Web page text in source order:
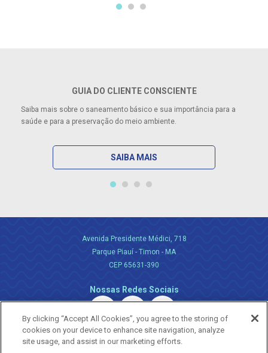
GUIA DO CLIENTE CONSCIENTE
Saiba mais sobre o saneamento básico e sua importância para a
saúde e para a preservação do meio ambiente.
SAIBA MAIS
Avenida Presidente Médici, 718
Parque Piauí - Timon - MA
CEP 65631-390
Nossas Redes Sociais
By clicking “Accept All Cookies”, you agree to the storing of
cookies on your device to enhance site navigation, analyze
site usage, and assist in our marketing efforts.